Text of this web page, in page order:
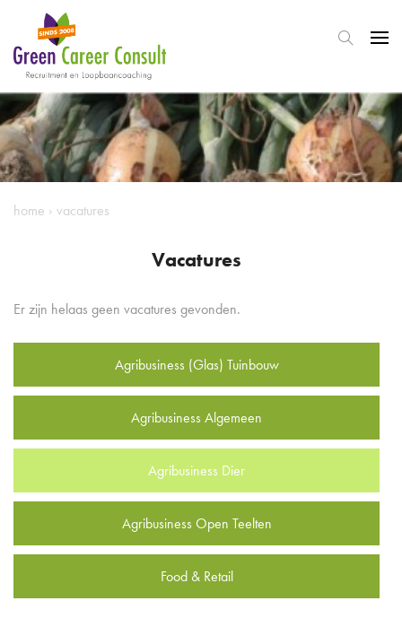
home › vacatures
Vacatures
Er zijn helaas geen vacatures gevonden.
Agribusiness (Glas) Tuinbouw
Agribusiness Algemeen
Agribusiness Dier
Agribusiness Open Teelten
Food & Retail